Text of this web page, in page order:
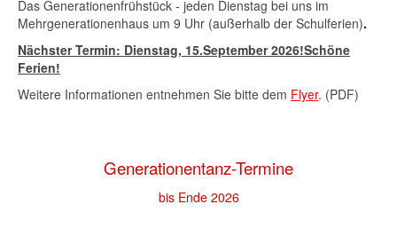
Das Generationenfrühstück - jeden Dienstag bei uns im
Mehrgenerationenhaus um 9 Uhr (außerhalb der Schulferien).
Nächster Termin: Dienstag, 15.September 2026!Schöne
Ferien!
Weitere Informationen entnehmen Sie bitte dem Flyer. (PDF)
Generationentanz-Termine
bis Ende 2026